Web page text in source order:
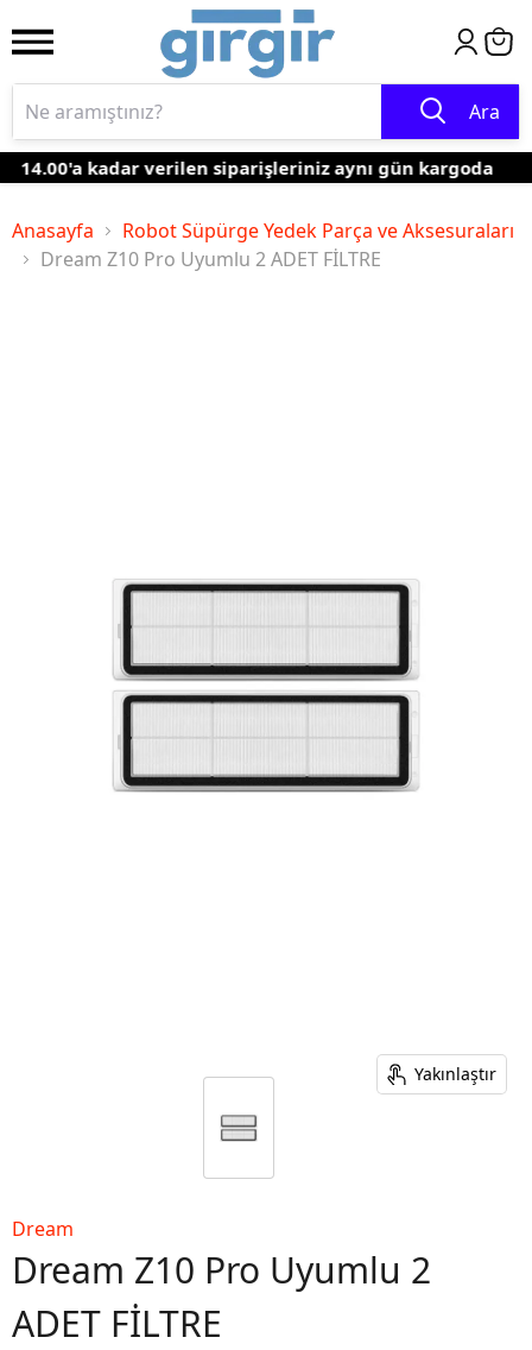
Ara
14.00'a kadar verilen siparişleriniz aynı gün kargoda
Anasayfa
Robot Süpürge Yedek Parça ve Aksesuraları
Dream Z10 Pro Uyumlu 2 ADET FİLTRE
Yakınlaştır
Dream
Dream Z10 Pro Uyumlu 2
ADET FİLTRE